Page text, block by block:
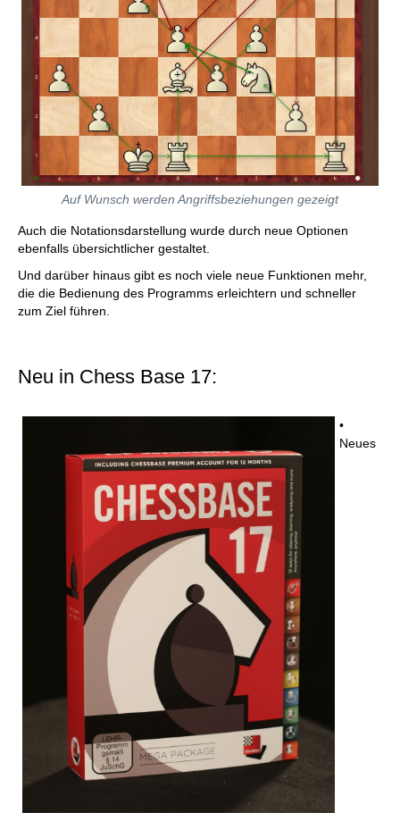
Auf Wunsch werden Angriffsbeziehungen gezeigt
Auch die Notationsdarstellung wurde durch neue Optionen
ebenfalls übersichtlicher gestaltet.
Und darüber hinaus gibt es noch viele neue Funktionen mehr,
die die Bedienung des Programms erleichtern und schneller
zum Ziel führen.
Neu in Chess Base 17:
•
Neues